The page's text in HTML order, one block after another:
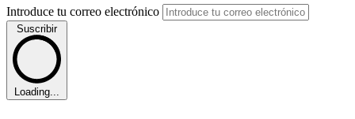
Introduce tu correo electrónico
Suscribir
Loading...